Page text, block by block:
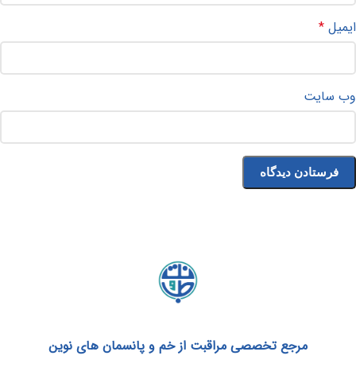
ایمیل *
وب‌ سایت
مرجع تخصصی مراقبت از خم و پانسمان های نوین